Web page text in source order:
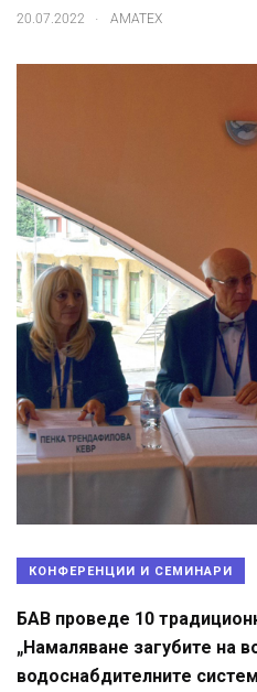
20.07.2022 . АМАТЕХ
КОНФЕРЕНЦИИ И СЕМИНАРИ
БАВ проведе 10
„Намаляване загубите на
водоснабдителните